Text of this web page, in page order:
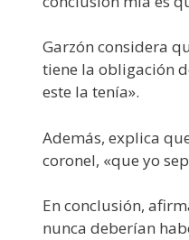
Garzón considera
tiene la obligación
este la tenía».
Además, explica
coronel, «que yo
En conclusión,
nunca deberían